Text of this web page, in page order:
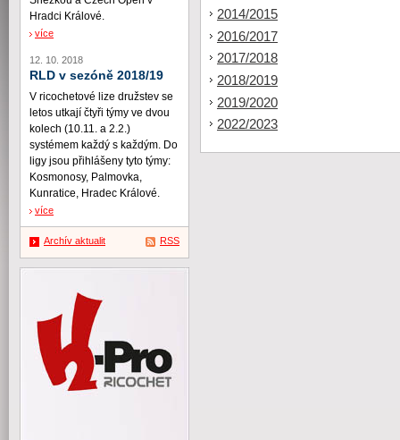
2014/2015
2016/2017
2017/2018
2018/2019
2019/2020
2022/2023
Hradci Králové.
více
12. 10. 2018
RLD v sezóně 2018/19
V ricochetové lize družstev se
letos utkají čtyři týmy ve dvou
kolech (10.11. a 2.2.)
systémem každý s každým. Do
ligy jsou přihlášeny tyto týmy:
Kosmonosy, Palmovka,
Kunratice, Hradec Králové.
více
Archív aktualit RSS